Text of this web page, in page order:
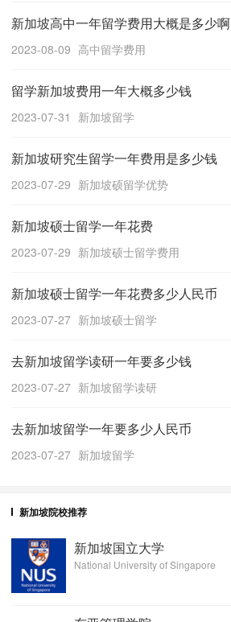
新加坡高中一年留学费用大概是多少啊
2023-08-09 高中留学费用
留学新加坡费用一年大概多少钱
2023-07-31 新加坡留学
新加坡研究生留学一年费用是多少钱
2023-07-29 新加坡硕留学优势
新加坡硕士留学一年花费
2023-07-29 新加坡硕士留学费用
新加坡硕士留学一年花费多少人民币
2023-07-27 新加坡硕士留学
去新加坡留学读研一年要多少钱
2023-07-27 新加坡留学读研
去新加坡留学一年要多少人民币
2023-07-27 新加坡留学
新加坡院校推荐
新加坡国立大学
National University of Singapore